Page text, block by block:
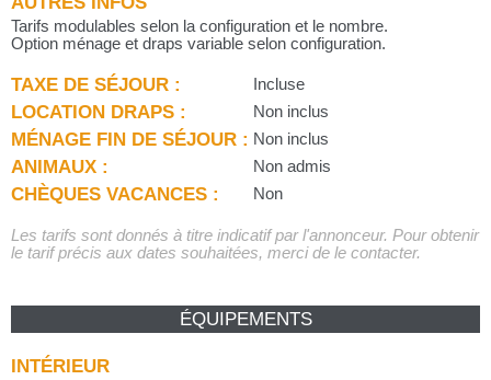
Tarifs modulables selon la configuration et le nombre.
Option ménage et draps variable selon configuration.
TAXE DE SÉJOUR : Incluse
LOCATION DRAPS : Non inclus
MÉNAGE FIN DE SÉJOUR : Non inclus
ANIMAUX : Non admis
CHÈQUES VACANCES : Non
Les tarifs sont donnés à titre indicatif par l'annonceur. Pour obtenir
le tarif précis aux dates souhaitées, merci de le contacter.
ÉQUIPEMENTS
INTÉRIEUR